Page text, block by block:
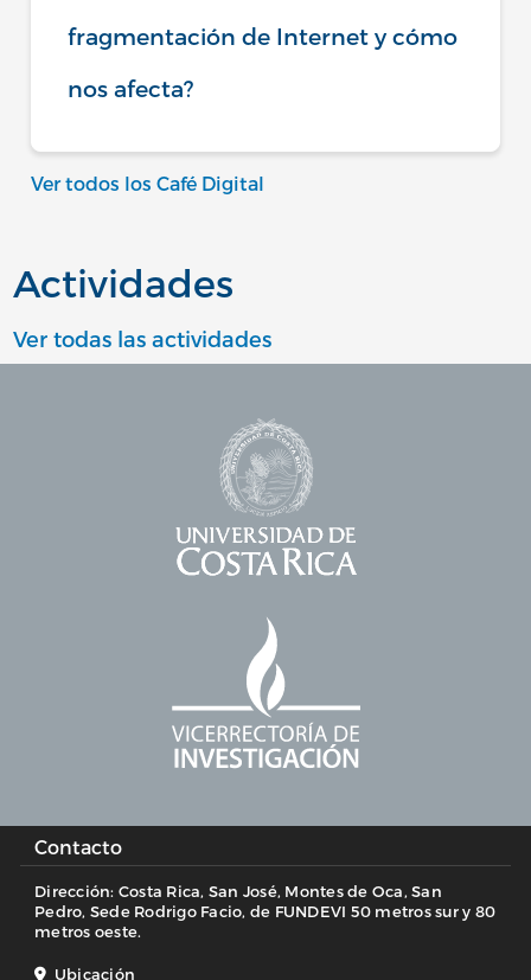
fragmentación de Internet y cómo
nos afecta?
Ver todos los Café Digital
Actividades
Ver todas las actividades
Contacto
Dirección: Costa Rica, San José, Montes de Oca, San
Pedro, Sede Rodrigo Facio, de FUNDEVI 50 metros sur y 80
metros oeste.
Ubicación